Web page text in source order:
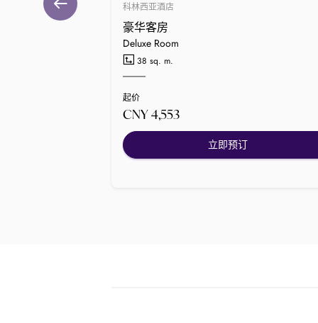
科林西亚酒店
豪华客房
Deluxe Room
38 sq. m.
起价
CNY 4,553
立即预订